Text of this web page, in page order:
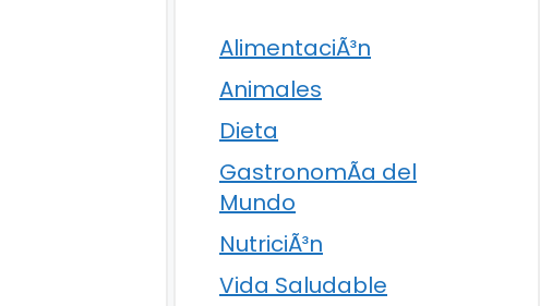
AlimentaciÃ³n
Animales
Dieta
GastronomÃ­a del
Mundo
NutriciÃ³n
Vida Saludable